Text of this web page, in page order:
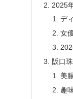
2025
デ
女
阪口
美
趣